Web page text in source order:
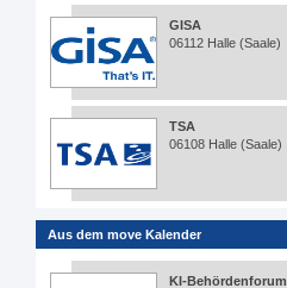
GISA
06112 Halle (Saale)
TSA
06108 Halle (Saale)
Aus dem move Kalender
KI-Behördenforum